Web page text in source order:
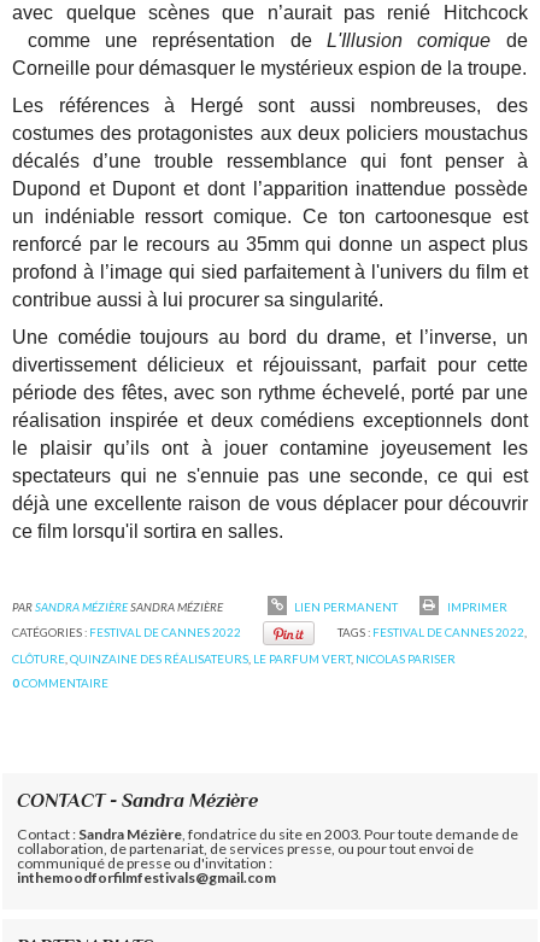
avec quelque scènes que n’aurait pas renié Hitchcock
comme une représentation deL'Illusion comique de
Corneille pour démasquer le mystérieux espion de la troupe.
Les références à Hergé sont aussi nombreuses, des
costumes des protagonistes aux deux policiers moustachus
décalés d’une trouble ressemblance qui font penser à
Dupond et Dupont et dont l’apparition inattendue possède
un indéniable ressort comique. Ce ton cartoonesque est
renforcé par le recours au 35mm qui donne un aspect plus
profond à l’image qui sied parfaitement à l'univers du film et
contribue aussi à lui procurer sa singularité.
Une comédie toujours au bord du drame, et l’inverse, un
divertissement délicieux et réjouissant, parfait pour cette
période des fêtes, avec son rythme échevelé, porté par une
réalisation inspirée et deux comédiens exceptionnels dont
le plaisir qu’ils ont à jouer contamine joyeusement les
spectateurs qui ne s'ennuie pas une seconde, ce qui est
déjà une excellente raison de vous déplacer pour découvrir
ce film lorsqu'il sortira en salles.
PARSANDRA MÉZIÈRESANDRA MÉZIÈRE LIEN PERMANENT
IMPRIMER
CATÉGORIES : FESTIVAL DE CANNES 2022 TAGS : FESTIVAL DE CANNES 2022
CLÔTURE ,QUINZAINE DES RÉALISATEURS LE PARFUM VERT, NICOLAS PARISER
0COMMENTAIRE
CONTACT - Sandra Mézière
Contact : Sandra Mézière , fondatrice du site en 2003. Pour toute demande de
collaboration, de partenariat, de services presse, ou pour tout envoi de
communiqué de presse ou d'invitation :
inthemoodforfilmfestivals@gmail.com